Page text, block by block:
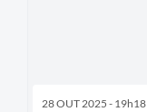
28 OUT 2025 - 19h18